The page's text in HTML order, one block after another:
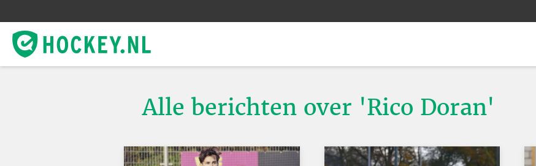
Alle berichten over 'Rico Doran'